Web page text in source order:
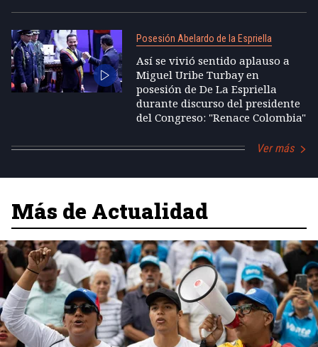
Posesión Abelardo de la Espriella
Así se vivió sentido aplauso a
Miguel Uribe Turbay en
posesión de De La Espriella
durante discurso del presidente
del Congreso: "Renace Colombia"
Ver más
Más de Actualidad